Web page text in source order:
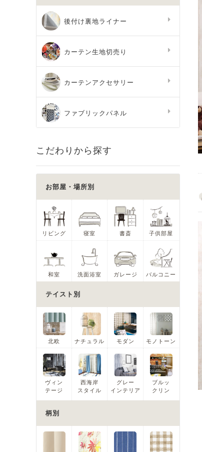
後付け裏地ライナー
カーテン生地切売り
カーテンアクセサリー
ファブリックパネル
こだわりから探す
お部屋・場所別
リビング 寝室 書斎 子供部屋
和室 洗面浴室 ガレージ バルコニー
テイスト別
北欧 ナチュラル モダン モノトーン
ヴィン
テージ
西海岸
スタイル
グレー
インテリア
ブルッ
クリン
柄別